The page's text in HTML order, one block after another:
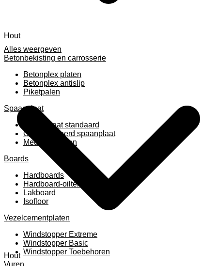
Alles weergeven
Betonbekisting en carrosserie
Betonplex platen
Betonplex antislip
Piketpalen
Spaanplaat
Spaanplaat standaard
Geplastificeerd spaanplaat
Meubelpanelen
Boards
Hardboards
Hardboard-oiltemperated
Lakboard
Isofloor
Vezelcementplaten
Windstopper Extreme
Windstopper Basic
Windstopper Toebehoren
Hout
Hout
Vuren